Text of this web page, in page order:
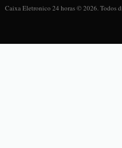
Caixa Eletronico 24 horas © 2026. Todos